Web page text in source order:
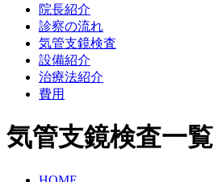
院長紹介
診察の流れ
気管支鏡検査
設備紹介
治療法紹介
費用
気管支鏡検査一覧